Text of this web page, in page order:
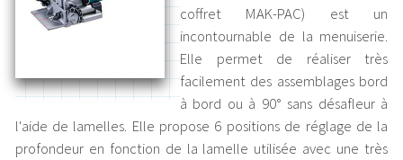
coffret MAK-PAC) est un
incontournable de la menuiserie.
Elle permet de réaliser très
facilement des assemblages bord
à bord ou à 90° sans désafleur à
l'aide de lamelles. Elle propose 6 positions de réglage de la
profondeur en fonction de la lamelle utilisée avec une très